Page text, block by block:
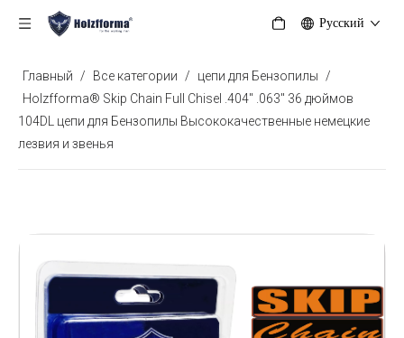
Pусский
Главный / Все категории / цепи для Бензопилы
/
Holzfforma® Skip Chain Full Chisel .404'' .063'' 36 дюймов
104DL цепи для Бензопилы Высококачественные немецкие
лезвия и звенья